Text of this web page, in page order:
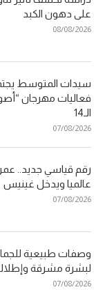
على دهون الكبد
08/08/2026
سيدات المتوسط
فعاليات مهرجان
الـ14
07/08/2026
رقم قياسي جديد..
عالميا ويدخل غينيس
07/08/2026
وصفات طبيعية
لبشرة مشرقة
07/08/2026